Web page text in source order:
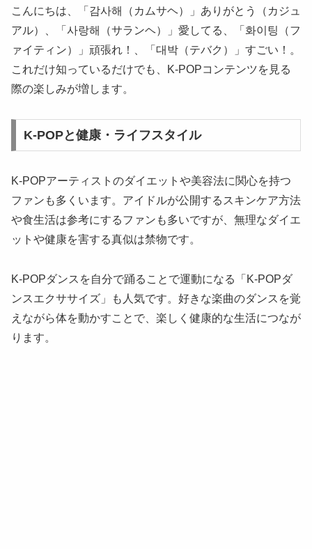
こんにちは、「감사해（カムサヘ）」ありがとう（カジュ
アル）、「사랑해（サランヘ）」愛してる、「화이팅（フ
ァイティン）」頑張れ！、「대박（テバク）」すごい！。
これだけ知っているだけでも、K-POPコンテンツを見る
際の楽しみが増します。
K-POPと健康・ライフスタイル
K-POPアーティストのダイエットや美容法に関心を持つ
ファンも多くいます。アイドルが公開するスキンケア方法
や食生活は参考にするファンも多いですが、無理なダイエ
ットや健康を害する真似は禁物です。
K-POPダンスを自分で踊ることで運動になる「K-POPダ
ンスエクササイズ」も人気です。好きな楽曲のダンスを覚
えながら体を動かすことで、楽しく健康的な生活につなが
ります。